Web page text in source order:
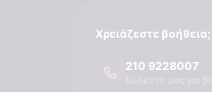
Χρειάζεστε βοήθεια;
210 9228007